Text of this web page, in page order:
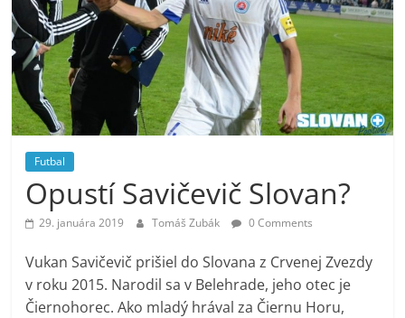
Futbal
Opustí Savičevič Slovan?
29. januára 2019 Tomáš Zubák 0 Comments
Vukan Savičevič prišiel do Slovana z Crvenej Zvezdy
v roku 2015. Narodil sa v Belehrade, jeho otec je
Čiernohorec. Ako mladý hrával za Čiernu Horu,